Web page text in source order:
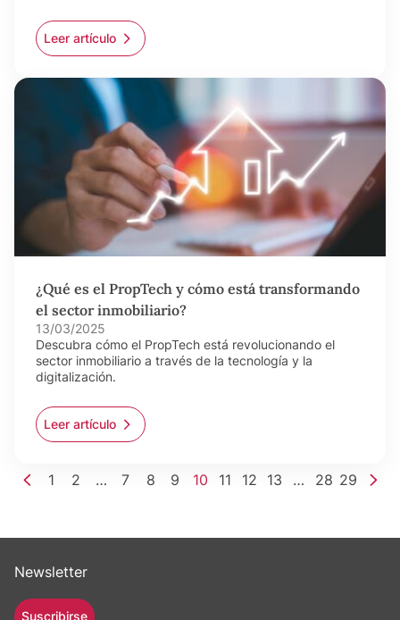
Leer artículo
¿Qué es el PropTech y cómo está transformando
el sector inmobiliario?
13/03/2025
Descubra cómo el PropTech está revolucionando el
sector inmobiliario a través de la tecnología y la
digitalización.
Leer artículo
1 2 … 7 8 9 10 11 12 13 … 28 29
Newsletter
Suscribirse